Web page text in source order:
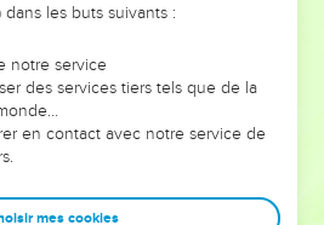
on voit moins les doutes, les erreurs
ont traversés, alors même que ce
qui les ont façonnés.
entrepreneurs, et responsables
de sagesse afin que leurs erreurs
les buts suivants :
notre service
des services tiers tels que de la
en contact avec notre service de
mes cookies